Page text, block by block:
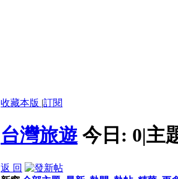
收藏本版 |訂閱
台灣旅遊 今日: 0|主
返 回